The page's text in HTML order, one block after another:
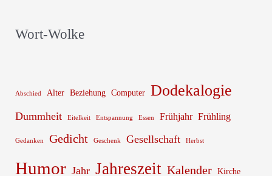
Wort-Wolke
Abschied Alter Beziehung Computer Dodekalogie
Dummheit Eitelkeit Entspannung Essen Frühjahr Frühling
Gedanken Gedicht Geschenk Gesellschaft Herbst
Humor Jahr Jahreszeit Kalender Kirche